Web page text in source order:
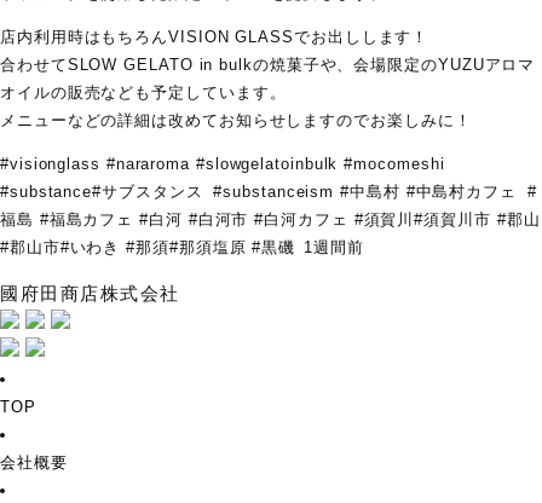
店内利用時はもちろんVISION GLASSでお出しします！
合わせてSLOW GELATO in bulkの焼菓子や、会場限定のYUZUアロマ
オイルの販売なども予定しています。
メニューなどの詳細は改めてお知らせしますのでお楽しみに！
#visionglass #nararoma #slowgelatoinbulk #mocomeshi
#substance#サブスタンス #substanceism #中島村 #中島村カフェ #
福島 #福島カフェ #白河 #白河市 #白河カフェ #須賀川#須賀川市 #郡山
#郡山市#いわき #那須#那須塩原 #黒磯⁡⁡ 1週間前
國府田商店株式会社
TOP
会社概要